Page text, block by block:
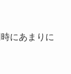
にあまりに